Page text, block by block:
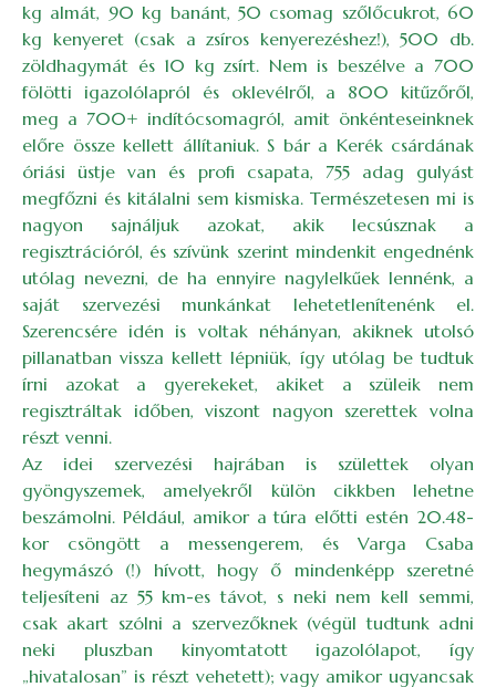
kg almát, 90 kg banánt, 50 csomag szőlőcukrot, 60
kg kenyeret (csak a zsíros kenyerezéshez!), 500 db.
zöldhagymát és 10 kg zsírt. Nem is beszélve a 700
fölötti igazolólapról és oklevélről, a 800 kitűzőről,
meg a 700+ indítócsomagról, amit önkénteseinknek
előre össze kellett állítaniuk. S bár a Kerék csárdának
óriási üstje van és profi csapata, 755 adag gulyást
megfőzni és kitálalni sem kismiska. Természetesen mi is
nagyon sajnáljuk azokat, akik lecsúsznak a
regisztrációról, és szívünk szerint mindenkit engednénk
utólag nevezni, de ha ennyire nagylelkűek lennénk, a
saját szervezési munkánkat lehetetlenítenénk el.
Szerencsére idén is voltak néhányan, akiknek utolsó
pillanatban vissza kellett lépniük, így utólag be tudtuk
írni azokat a gyerekeket, akiket a szüleik nem
regisztráltak időben, viszont nagyon szerettek volna
részt venni.
Az idei szervezési hajrában is születtek olyan
gyöngyszemek, amelyekről külön cikkben lehetne
beszámolni. Például, amikor a túra előtti estén 20.48-
kor csöngött a messengerem, és Varga Csaba
hegymászó (!) hívott, hogy ő mindenképp szeretné
teljesíteni az 55 km-es távot, s neki nem kell semmi,
csak akart szólni a szervezőknek (végül tudtunk adni
neki pluszban kinyomtatott igazolólapot, így
„hivatalosan” is részt vehetett); vagy amikor ugyancsak